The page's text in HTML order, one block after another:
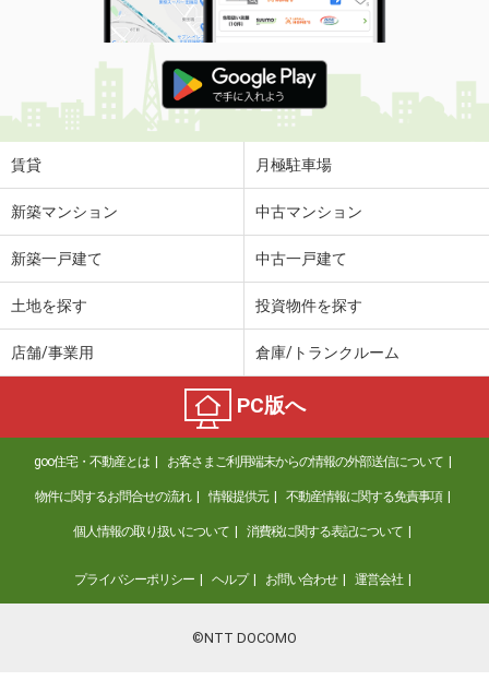
賃貸 月極駐車場
新築マンション 中古マンション
新築一戸建て 中古一戸建て
土地を探す 投資物件を探す
店舗/事業用 倉庫/トランクルーム
PC版へ
goo住宅・不動産とは お客さまご利用端末からの情報の外部送信について
物件に関するお問合せの流れ 情報提供元 不動産情報に関する免責事項
個人情報の取り扱いについて 消費税に関する表記について
プライバシーポリシー ヘルプ お問い合わせ 運営会社
©NTT DOCOMO